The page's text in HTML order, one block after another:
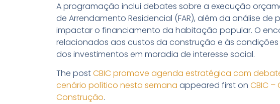
A programação inclui debates sobre a execução
de Arrendamento Residencial (FAR), além da análise
impactar o financiamento da habitação popular. O
relacionados aos custos da construção e às
dos investimentos em moradia de interesse social.
The postCBIC promove agenda estratégica com
cenário político nesta semana appeared first on CBIC
Construção.